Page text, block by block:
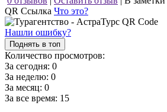
QR Ссылка Что это?
Нашли ошибку?
Поднять в топ
Количество просмотров:
За сегодня: 0
За неделю: 0
За месяц: 0
За все время: 15